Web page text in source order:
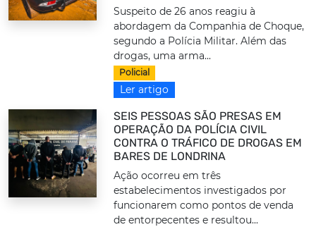
Suspeito de 26 anos reagiu à
abordagem da Companhia de Choque,
segundo a Polícia Militar. Além das
drogas, uma arma...
Policial
Ler artigo
SEIS PESSOAS SÃO PRESAS EM
OPERAÇÃO DA POLÍCIA CIVIL
CONTRA O TRÁFICO DE DROGAS EM
BARES DE LONDRINA
Ação ocorreu em três
estabelecimentos investigados por
funcionarem como pontos de venda
de entorpecentes e resultou...